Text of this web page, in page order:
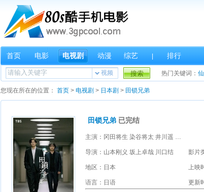
首页 电影 电视剧 动漫 综艺 | 排行
视频 搜索 热门关键词：
您现在所在的位置： 首页 > 电视剧 > 日本剧 > 田锁兄弟
田锁兄弟 已完结
主演：冈田将生 染谷将太 井川遥 中条あやみ 宫近海斗 岸谷五朗 赤间麻里子 内田慈 池下重大 神楽健介 饭尾和树 仙道敦子 长江英和
导演：山本刚义 坂上卓哉 川口结 影片
地区：日本 上映
语言：日语 更新